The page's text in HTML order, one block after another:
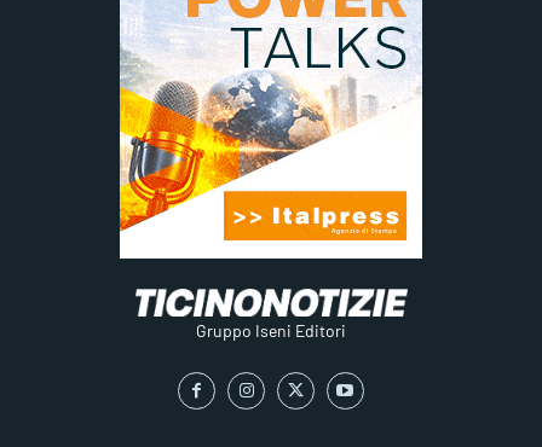
Gruppo Iseni Editori